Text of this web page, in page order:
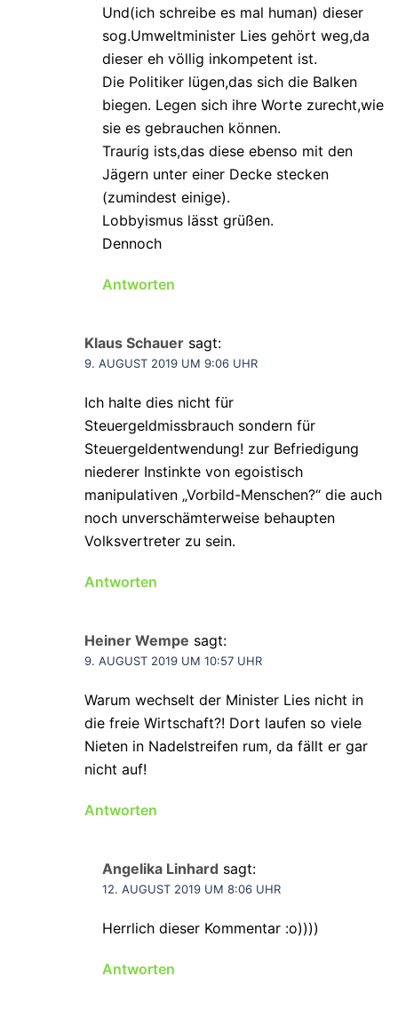
Und(ich schreibe es mal human) dieser
sog.Umweltminister Lies gehört weg,da
dieser eh völlig inkompetent ist.
Die Politiker lügen,das sich die Balken
biegen. Legen sich ihre Worte zurecht,wie
sie es gebrauchen können.
Traurig ists,das diese ebenso mit den
Jägern unter einer Decke stecken
(zumindest einige).
Lobbyismus lässt grüßen.
Dennoch
Antworten
Klaus Schauer sagt:
9. AUGUST 2019 UM 9:06 UHR
Ich halte dies nicht für
Steuergeldmissbrauch sondern für
Steuergeldentwendung! zur Befriedigung
niederer Instinkte von egoistisch
manipulativen „Vorbild-Menschen?“ die auch
noch unverschämterweise behaupten
Volksvertreter zu sein.
Antworten
Heiner Wempe sagt:
9. AUGUST 2019 UM 10:57 UHR
Warum wechselt der Minister Lies nicht in
die freie Wirtschaft?! Dort laufen so viele
Nieten in Nadelstreifen rum, da fällt er gar
nicht auf!
Antworten
Angelika Linhard sagt:
12. AUGUST 2019 UM 8:06 UHR
Herrlich dieser Kommentar :o))))
Antworten